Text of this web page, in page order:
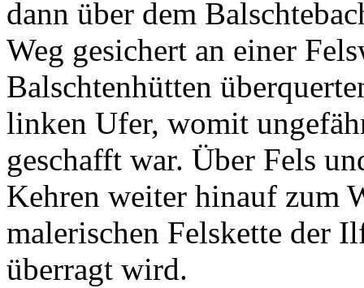
dann über dem
Weg gesichert an einer
Balschtenhütten
linken Ufer, womit
geschafft war. Über Fels
Kehren weiter hinauf zum
malerischen Felskette der
überragt wird.